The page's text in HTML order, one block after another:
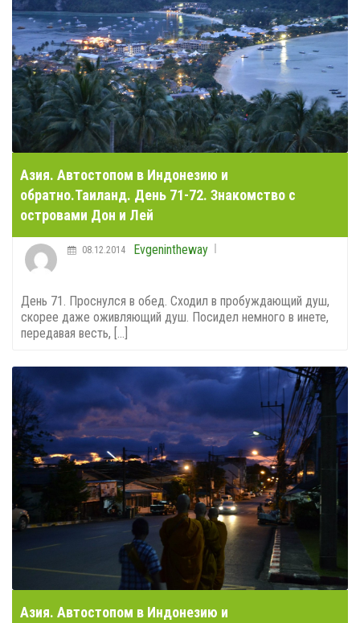
Азия. Автостопом в Индонезию и
обратно.Таиланд. День 71-72. Знакомство с
островами Дон и Лей
Evgenintheway
08.12.2014
День 71. Проснулся в обед. Сходил в пробуждающий душ,
скорее даже оживляющий душ. Посидел немного в инете,
передавая весть, [...]
Азия. Автостопом в Индонезию и